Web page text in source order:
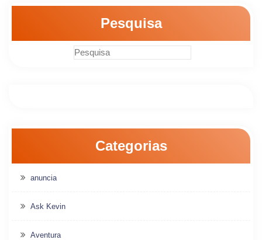
Pesquisa
Categorias
anuncia
Ask Kevin
Aventura